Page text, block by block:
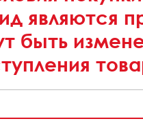
являются
быть